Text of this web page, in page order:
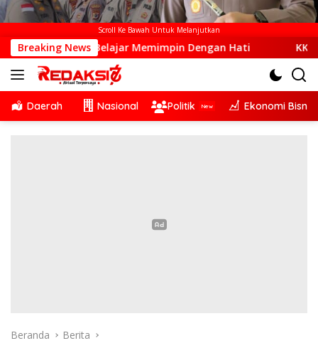
Scroll Ke Bawah Untuk Melanjutkan
Breaking News
Sudah Belajar Memimpin Dengan Hati KKJ NTT dan
Daerah Nasional Politik Ekonomi Bisnis
Beranda Berita